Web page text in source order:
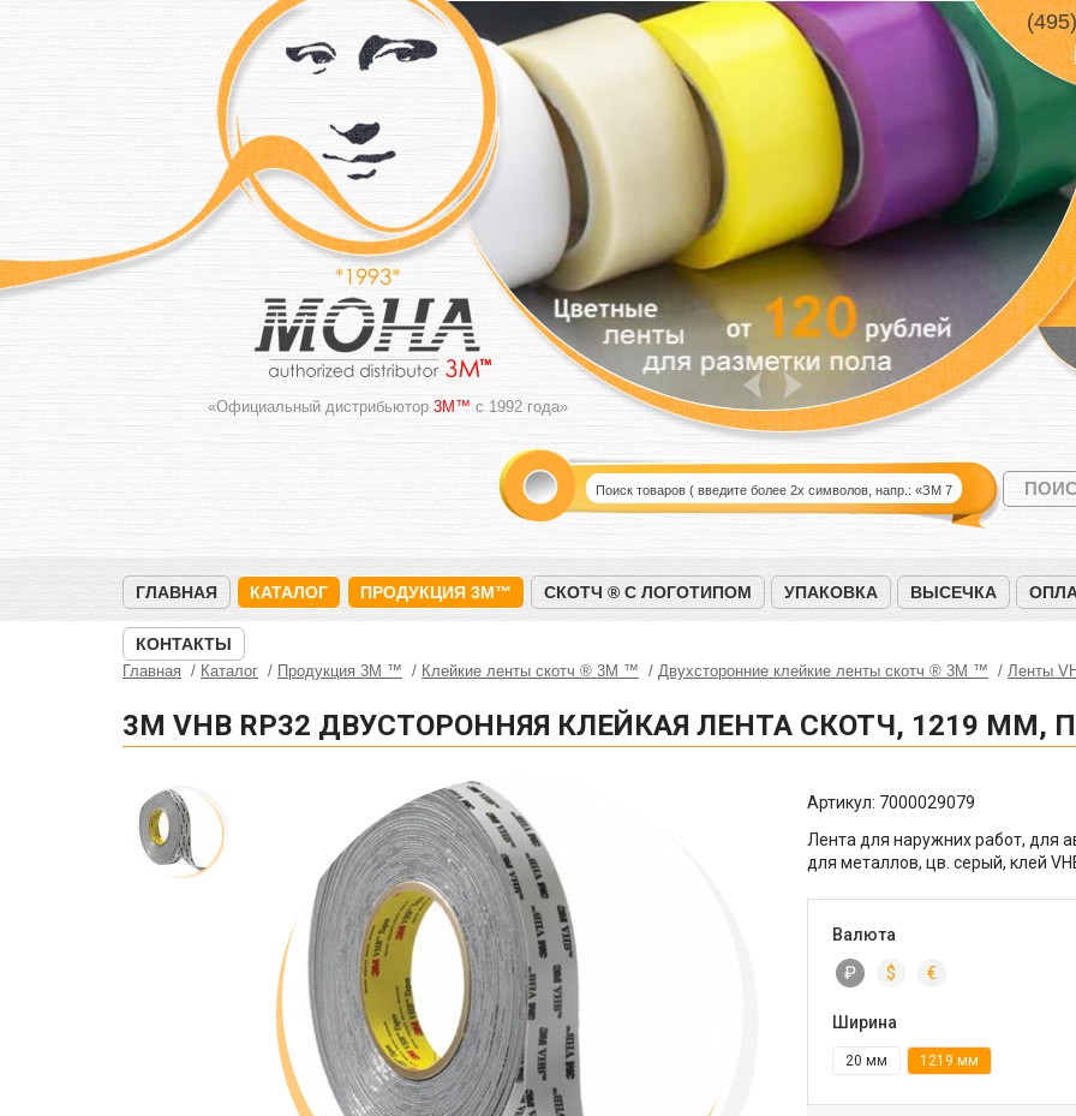
«Официальный дистрибьютор 3M™ с 1992 года»
(495)
ГЛАВНАЯ КАТАЛОГ ПРОДУКЦИЯ 3M™ СКОТЧ ® С ЛОГОТИПОМ УПАКОВКА ВЫСЕЧКА
КОНТАКТЫ
Главная Каталог Продукция 3M ™ Клейкие ленты скотч ® 3M ™ Двухсторонние клейкие ленты скотч ® 3M ™ Ленты
3M VHB RP32 ДВУСТОРОННЯЯ КЛЕЙКАЯ ЛЕНТА СКОТЧ, 1219 ММ,
Артикул: 7000029079
Лента для наружних работ, для
для металлов, цв. серый, клей
Валюта
₽ $ €
Ширина
20 мм 1219 мм